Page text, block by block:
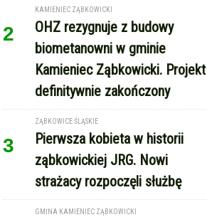
2
KAMIENIEC ZĄBKOWICKI
OHZ rezygnuje z budowy
biometanowni w gminie
Kamieniec Ząbkowicki. Projekt
definitywnie zakończony
3
ZĄBKOWICE ŚLĄSKIE
Pierwsza kobieta w historii
ząbkowickiej JRG. Nowi
strażacy rozpoczęli służbę
GMINA KAMIENIEC ZĄBKOWICKI